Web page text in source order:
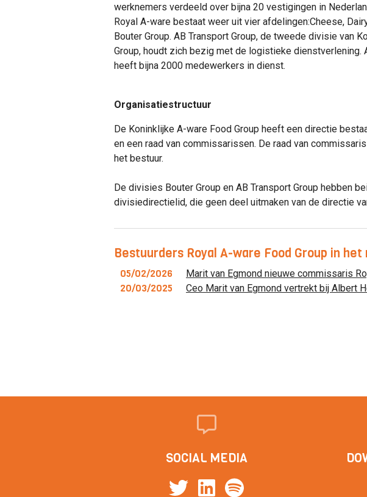
werknemers verdeeld over bijna 20 vestigingen in
Royal A-ware bestaat weer uit vier afdelingen:Cheese,
Bouter Group. AB Transport Group, de tweede divisie van
Group, houdt zich bezig met de logistieke dienstverlening.
heeft bijna 2000 medewerkers in dienst.
Organisatiestructuur
De Koninklijke A-ware Food Group heeft een directie
en een raad van commissarissen. De raad van
het bestuur.
De divisies Bouter Group en AB Transport Group hebben
divisiedirectielid, die geen deel uitmaken van de directie
Bestuurders Royal A-ware Food Group in het
05/02/2026 Marit van Egmond nieuwe commissaris
20/03/2025 Ceo Marit van Egmond vertrekt bij Albert
SOCIAL MEDIA